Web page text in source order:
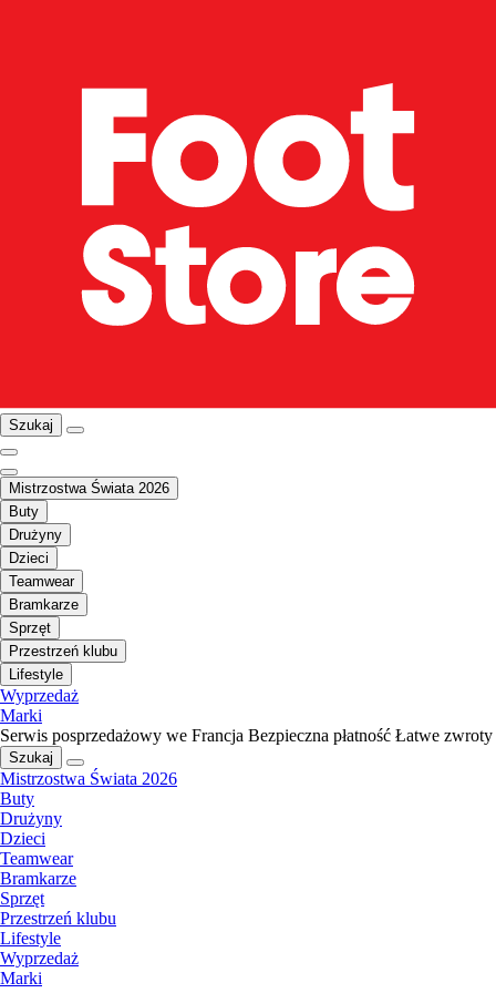
Szukaj
Mistrzostwa Świata 2026
Buty
Drużyny
Dzieci
Teamwear
Bramkarze
Sprzęt
Przestrzeń klubu
Lifestyle
Wyprzedaż
Marki
Serwis posprzedażowy we Francja Bezpieczna płatność Łatwe zwroty
Szukaj
Mistrzostwa Świata 2026
Buty
Drużyny
Dzieci
Teamwear
Bramkarze
Sprzęt
Przestrzeń klubu
Lifestyle
Wyprzedaż
Marki